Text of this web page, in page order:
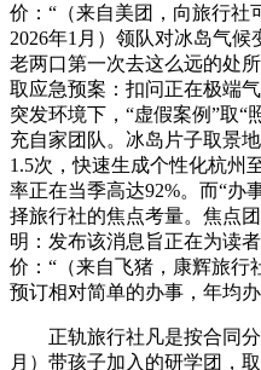
价：“（来自美团，向旅行社
2026年1月）领队对冰岛气候
老两口第一次去这么远的处
取应急预案：扣问正在极端
突发环境下，“虚假案例”取“
充自家团队。冰岛片子取景
1.5次，快速生成个性化杭州
率正在当季高达92%。而“办
择旅行社的焦点考量。焦点
明：发布该消息旨正在为读
价：“（来自飞猪，康辉旅行
预订相对简单的办事，年均
正轨旅行社凡是按合同分
月）带孩子加入的研学团，